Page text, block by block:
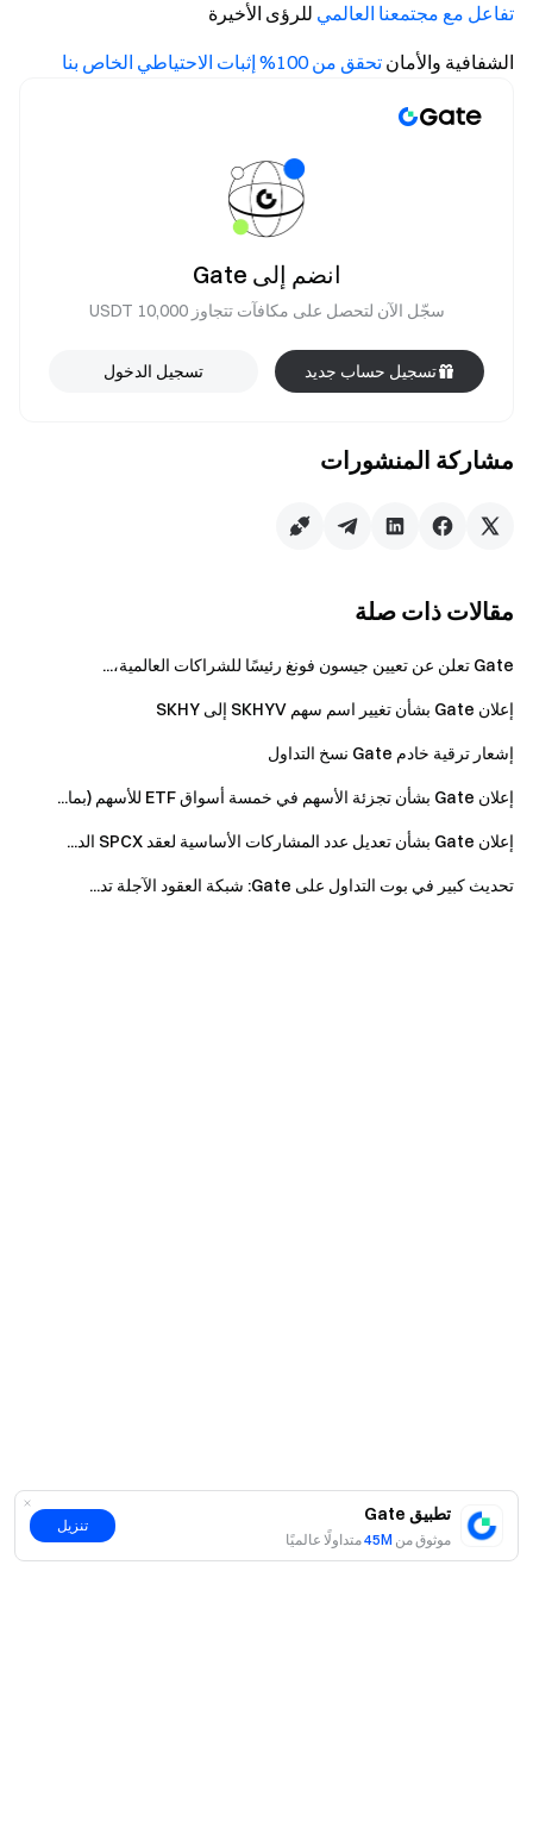
تطبيق Gate
موثوق من 45Mمتداولًا عالميًا
تنزيل
تفاعل مع مجتمعنا العالمي للرؤى الأخيرة
الشفافية والأمان تحقق من 100% إثبات الاحتياطي الخاص بنا
مشاركة المنشورات
انضم إلى Gate
سجّل الآن لتحصل على مكافآت تتجاوز 10,000 USDT
تسجيل حساب جديد تسجيل الدخول
مقالات ذات صلة
Gate تعلن عن تعيين جيسون فونغ رئيسًا للشراكات العالمية،...
إعلان Gate بشأن تغيير اسم سهم SKHYV إلى SKHY
إشعار ترقية خادم Gate نسخ التداول
إعلان Gate بشأن تجزئة الأسهم في خمسة أسواق ETF للأسهم (بما...
إعلان Gate بشأن تعديل عدد المشاركات الأساسية لعقد SPCX الد...
تحديث كبير في بوت التداول على Gate: شبكة العقود الآجلة تد...